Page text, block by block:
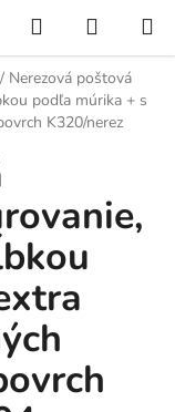
Hľadať
KOŠÍK
/ Nerezová poštová
podľa múrika + s
K320/nerez